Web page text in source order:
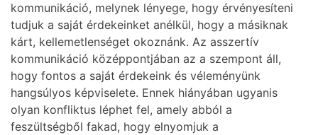
kommunikáció, melynek lényege, hogy érvényesíteni
tudjuk a saját érdekeinket anélkül, hogy a másiknak
kárt, kellemetlenséget okoznánk. Az asszertív
kommunikáció középpontjában az a szempont áll,
hogy fontos a saját érdekeink és véleményünk
hangsúlyos képviselete. Ennek hiányában ugyanis
olyan konfliktus léphet fel, amely abból a
feszültségből fakad, hogy elnyomjuk a